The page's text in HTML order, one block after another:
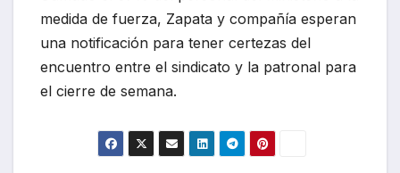
medida de fuerza, Zapata y compañía esperan
una notificación para tener certezas del
encuentro entre el sindicato y la patronal para
el cierre de semana.